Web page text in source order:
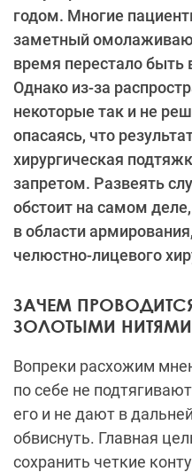
годом. Многие
заметный
время перестало
Однако из-за
некоторые так и не
опасаясь, что
хирургическая
запретом. Развеять
обстоит на самом
в области
челюстно-лицевого
ЗАЧЕМ
ЗОЛОТЫМИ
Вопреки расхожим
по себе не
его и не дают в
обвиснуть. Главная
сохранить четкие